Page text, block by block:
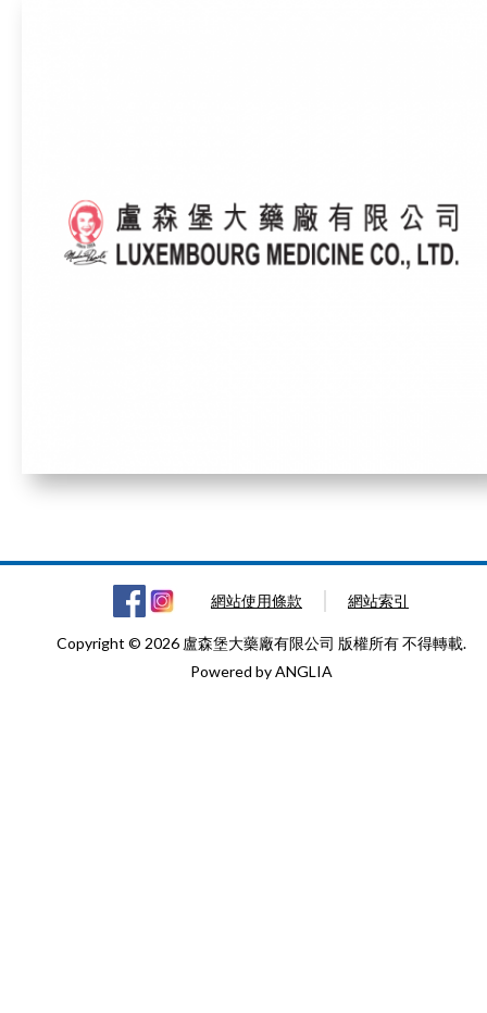
網站使用條款 網站索引
Copyright © 2026 盧森堡大藥廠有限公司 版權所有 不得轉載.
Powered byANGLIA